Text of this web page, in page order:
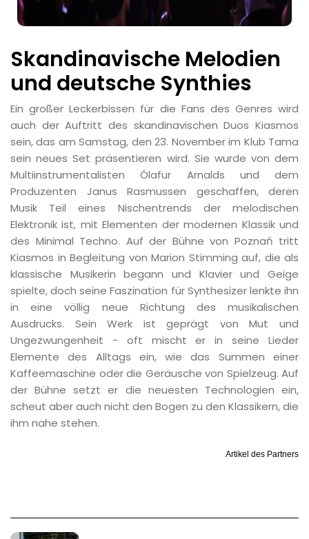
Skandinavische Melodien
und deutsche Synthies
Ein großer Leckerbissen für die Fans des Genres wird
auch der Auftritt des skandinavischen Duos Kiasmos
sein, das am Samstag, den 23. November im Klub Tama
sein neues Set präsentieren wird. Sie wurde von dem
Multiinstrumentalisten Ólafur Arnalds und dem
Produzenten Janus Rasmussen geschaffen, deren
Musik Teil eines Nischentrends der melodischen
Elektronik ist, mit Elementen der modernen Klassik und
des Minimal Techno. Auf der Bühne von Poznań tritt
Kiasmos in Begleitung von Marion Stimming auf, die als
klassische Musikerin begann und Klavier und Geige
spielte, doch seine Faszination für Synthesizer lenkte ihn
in eine völlig neue Richtung des musikalischen
Ausdrucks. Sein Werk ist geprägt von Mut und
Ungezwungenheit - oft mischt er in seine Lieder
Elemente des Alltags ein, wie das Summen einer
Kaffeemaschine oder die Geräusche von Spielzeug. Auf
der Bühne setzt er die neuesten Technologien ein,
scheut aber auch nicht den Bogen zu den Klassikern, die
ihm nahe stehen.
Artikel des Partners